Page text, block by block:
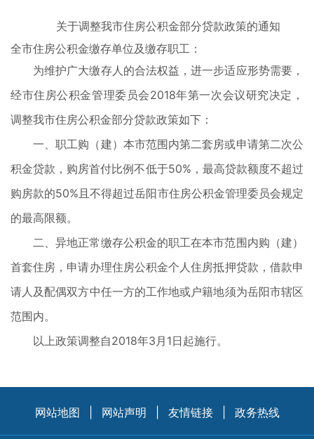
关于调整我市住房公积金部分贷款政策的通知
全市住房公积金缴存单位及缴存职工：
为维护广大缴存人的合法权益，进一步适应形势需要，
经市住房公积金管理委员会2018年第一次会议研究决定，
调整我市住房公积金部分贷款政策如下：
一、职工购（建）本市范围内第二套房或申请第二次公
积金贷款，购房首付比例不低于50%，最高贷款额度不超过
购房款的50%且不得超过岳阳市住房公积金管理委员会规定
的最高限额。
二、异地正常缴存公积金的职工在本市范围内购（建）
首套住房，申请办理住房公积金个人住房抵押贷款，借款申
请人及配偶双方中任一方的工作地或户籍地须为岳阳市辖区
范围内。
以上政策调整自2018年3月1日起施行。
网站地图 网站声明 友情链接 政务热线